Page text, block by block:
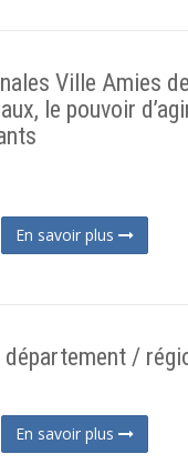
Ville Amies
le pouvoir
En savoir plus
/
En savoir plus